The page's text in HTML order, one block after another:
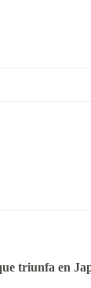
triunfa en